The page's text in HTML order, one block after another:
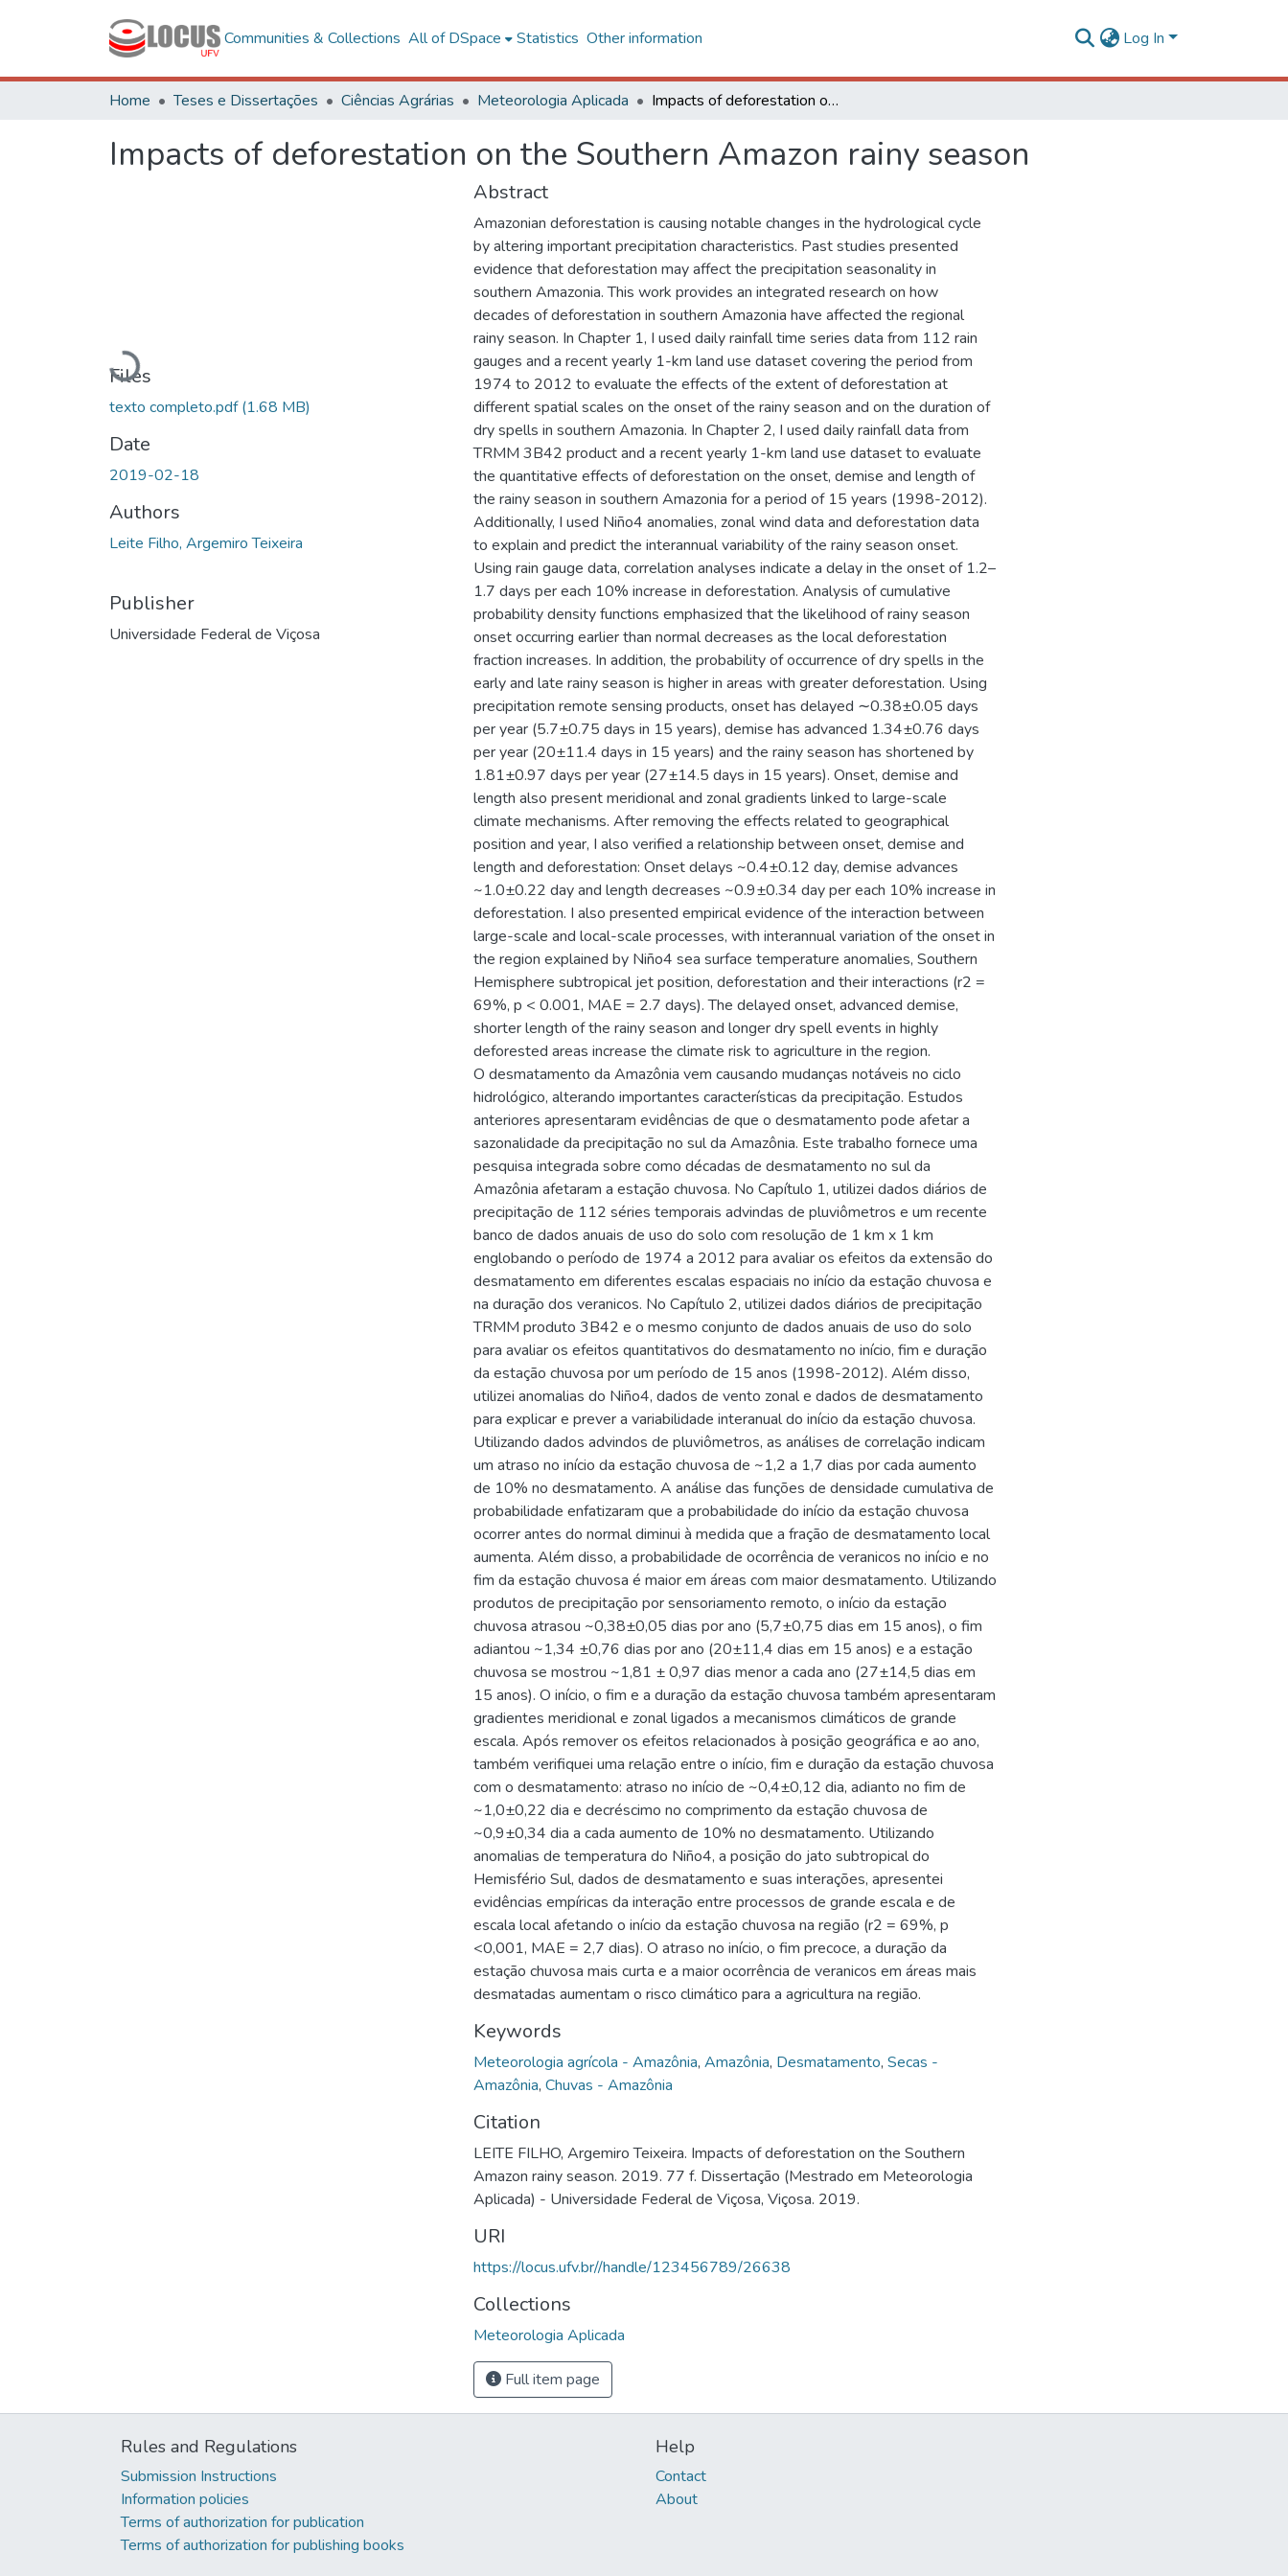
Communities & Collections All of DSpace Statistics Other information Log In
Home Teses e Dissertações Ciências Agrárias Meteorologia Aplicada Impacts of deforestation on the Southern Amazon rainy season
Impacts of deforestation on the Southern Amazon rainy season
Loading...
Files
texto completo.pdf(1.68 MB)
Date
2019-02-18
Authors
Leite Filho, Argemiro Teixeira
Publisher
Universidade Federal de Viçosa
Abstract
Amazonian deforestation is causing notable changes in the hydrological cycle
by altering important precipitation characteristics. Past studies presented
evidence that deforestation may affect the precipitation seasonality in
southern Amazonia. This work provides an integrated research on how
decades of deforestation in southern Amazonia have affected the regional
rainy season. In Chapter 1, I used daily rainfall time series data from 112 rain
gauges and a recent yearly 1-km land use dataset covering the period from
1974 to 2012 to evaluate the effects of the extent of deforestation at
different spatial scales on the onset of the rainy season and on the duration of
dry spells in southern Amazonia. In Chapter 2, I used daily rainfall data from
TRMM 3B42 product and a recent yearly 1-km land use dataset to evaluate
the quantitative effects of deforestation on the onset, demise and length of
the rainy season in southern Amazonia for a period of 15 years (1998-2012).
Additionally, I used Niño4 anomalies, zonal wind data and deforestation data
to explain and predict the interannual variability of the rainy season onset.
Using rain gauge data, correlation analyses indicate a delay in the onset of 1.2–
1.7 days per each 10% increase in deforestation. Analysis of cumulative
probability density functions emphasized that the likelihood of rainy season
onset occurring earlier than normal decreases as the local deforestation
fraction increases. In addition, the probability of occurrence of dry spells in the
early and late rainy season is higher in areas with greater deforestation. Using
precipitation remote sensing products, onset has delayed ∼0.38±0.05 days
per year (5.7±0.75 days in 15 years), demise has advanced 1.34±0.76 days
per year (20±11.4 days in 15 years) and the rainy season has shortened by
1.81±0.97 days per year (27±14.5 days in 15 years). Onset, demise and
length also present meridional and zonal gradients linked to large-scale
climate mechanisms. After removing the effects related to geographical
position and year, I also verified a relationship between onset, demise and
length and deforestation: Onset delays ~0.4±0.12 day, demise advances
~1.0±0.22 day and length decreases ~0.9±0.34 day per each 10% increase in
deforestation. I also presented empirical evidence of the interaction between
large-scale and local-scale processes, with interannual variation of the onset in
the region explained by Niño4 sea surface temperature anomalies, Southern
Hemisphere subtropical jet position, deforestation and their interactions (r2 =
69%, p < 0.001, MAE = 2.7 days). The delayed onset, advanced demise,
shorter length of the rainy season and longer dry spell events in highly
deforested areas increase the climate risk to agriculture in the region.
O desmatamento da Amazônia vem causando mudanças notáveis no ciclo
hidrológico, alterando importantes características da precipitação. Estudos
anteriores apresentaram evidências de que o desmatamento pode afetar a
sazonalidade da precipitação no sul da Amazônia. Este trabalho fornece uma
pesquisa integrada sobre como décadas de desmatamento no sul da
Amazônia afetaram a estação chuvosa. No Capítulo 1, utilizei dados diários de
precipitação de 112 séries temporais advindas de pluviômetros e um recente
banco de dados anuais de uso do solo com resolução de 1 km x 1 km
englobando o período de 1974 a 2012 para avaliar os efeitos da extensão do
desmatamento em diferentes escalas espaciais no início da estação chuvosa e
na duração dos veranicos. No Capítulo 2, utilizei dados diários de precipitação
TRMM produto 3B42 e o mesmo conjunto de dados anuais de uso do solo
para avaliar os efeitos quantitativos do desmatamento no início, fim e duração
da estação chuvosa por um período de 15 anos (1998-2012). Além disso,
utilizei anomalias do Niño4, dados de vento zonal e dados de desmatamento
para explicar e prever a variabilidade interanual do início da estação chuvosa.
Utilizando dados advindos de pluviômetros, as análises de correlação indicam
um atraso no início da estação chuvosa de ~1,2 a 1,7 dias por cada aumento
de 10% no desmatamento. A análise das funções de densidade cumulativa de
probabilidade enfatizaram que a probabilidade do início da estação chuvosa
ocorrer antes do normal diminui à medida que a fração de desmatamento local
aumenta. Além disso, a probabilidade de ocorrência de veranicos no início e no
fim da estação chuvosa é maior em áreas com maior desmatamento. Utilizando
produtos de precipitação por sensoriamento remoto, o início da estação
chuvosa atrasou ~0,38±0,05 dias por ano (5,7±0,75 dias em 15 anos), o fim
adiantou ~1,34 ±0,76 dias por ano (20±11,4 dias em 15 anos) e a estação
chuvosa se mostrou ~1,81 ± 0,97 dias menor a cada ano (27±14,5 dias em
15 anos). O início, o fim e a duração da estação chuvosa também apresentaram
gradientes meridional e zonal ligados a mecanismos climáticos de grande
escala. Após remover os efeitos relacionados à posição geográfica e ao ano,
também verifiquei uma relação entre o início, fim e duração da estação chuvosa
com o desmatamento: atraso no início de ~0,4±0,12 dia, adianto no fim de
~1,0±0,22 dia e decréscimo no comprimento da estação chuvosa de
~0,9±0,34 dia a cada aumento de 10% no desmatamento. Utilizando
anomalias de temperatura do Niño4, a posição do jato subtropical do
Hemisfério Sul, dados de desmatamento e suas interações, apresentei
evidências empíricas da interação entre processos de grande escala e de
escala local afetando o início da estação chuvosa na região (r2 = 69%, p
<0,001, MAE = 2,7 dias). O atraso no início, o fim precoce, a duração da
estação chuvosa mais curta e a maior ocorrência de veranicos em áreas mais
desmatadas aumentam o risco climático para a agricultura na região.
Keywords
Meteorologia agrícola - Amazônia, Amazônia, Desmatamento, Secas -
Amazônia, Chuvas - Amazônia
Citation
LEITE FILHO, Argemiro Teixeira. Impacts of deforestation on the Southern
Amazon rainy season. 2019. 77 f. Dissertação (Mestrado em Meteorologia
Aplicada) - Universidade Federal de Viçosa, Viçosa. 2019.
URI
https://locus.ufv.br//handle/123456789/26638
Collections
Meteorologia Aplicada
Full item page
Rules and Regulations
Submission Instructions
Information policies
Terms of authorization for publication
Terms of authorization for publishing books
Help
Contact
About